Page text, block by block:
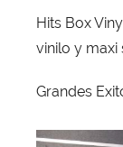
Hits Box
vinilo y maxi
Grandes